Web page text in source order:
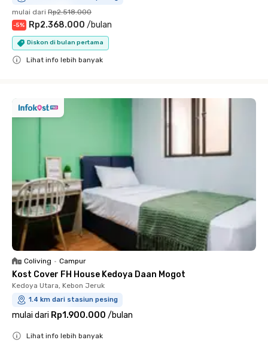
mulai dari Rp2.518.000
-5% Rp2.368.000 /bulan
Diskon di bulan pertama
Lihat info lebih banyak
Coliving • Campur
Kost Cover FH House Kedoya Daan Mogot
Kedoya Utara, Kebon Jeruk
1.4 km dari stasiun pesing
mulai dari Rp1.900.000 /bulan
Lihat info lebih banyak